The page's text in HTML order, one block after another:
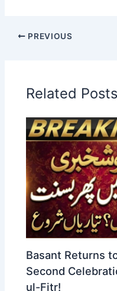
PREVIOUS
Related Posts
Basant Returns
Second
ul-Fitr!